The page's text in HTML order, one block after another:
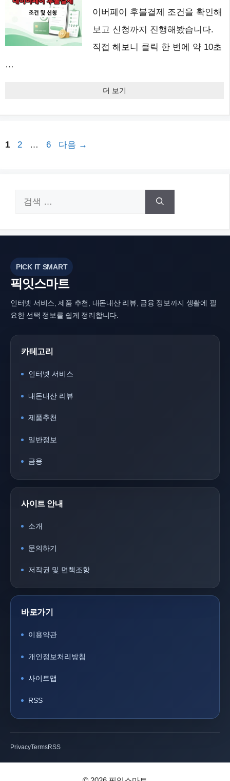
이버페이 후불결제 조건을 확인해
보고 신청까지 진행해봤습니다.
직접 해보니 클릭 한 번에 약 10초
…
더 보기
페
1
페
2 …
페
6 다음 →
PICK IT SMART
픽잇스마트
인터넷 서비스, 제품 추천, 내돈내산 리뷰, 금융 정보까지 생활에 필
요한 선택 정보를 쉽게 정리합니다.
카테고리
인터넷 서비스
내돈내산 리뷰
제품추천
일반정보
금융
사이트 안내
소개
문의하기
저작권 및 면책조항
바로가기
이용약관
개인정보처리방침
사이트맵
RSS
PrivacyTermsRSS